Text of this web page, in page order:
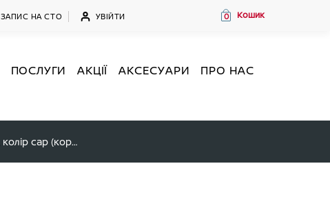
ЗАПИС НА СТО УВІЙТИ 0 Кошик
ПОСЛУГИ АКЦІЇ АКСЕСУАРИ ПРО НАС
Набір для підфарбовування, колір cap (коричневий)